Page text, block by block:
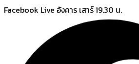
Skip
Facebook Live อังคาร เสาร์ 19.30 น.